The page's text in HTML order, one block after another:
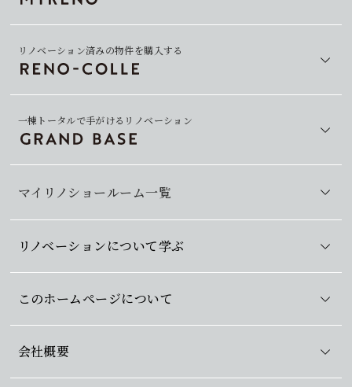
マイリノショールーム一覧
リノベーション済みの物件を購入する
一棟トータルで手がけるリノベーション
リノベーションについて学ぶ
このホームページについて
会社概要